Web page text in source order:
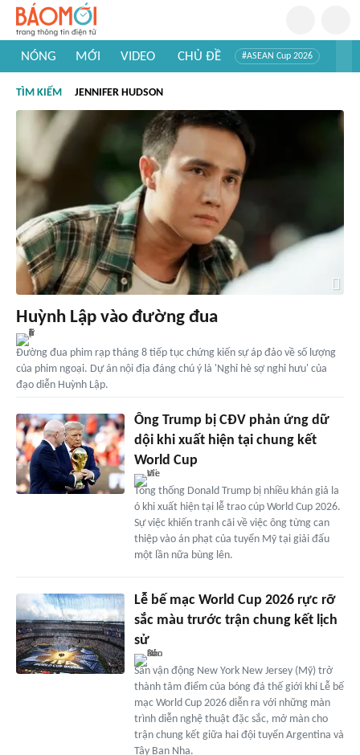
NÓNG MỚI VIDEO CHỦ ĐỀ #ASEAN Cup 2026
#Khám phá thế giới
TÌM KIẾM JENNIFER HUDSON
Huỳnh Lập vào đường đua
Đường đua phim rạp tháng 8 tiếp tục chứng kiến sự áp đảo về số lượng
của phim ngoại. Dự án nội địa đáng chú ý là 'Nghỉ hè sợ nghỉ hưu' của
đạo diễn Huỳnh Lập.
Ông Trump bị CĐV phản ứng dữ
dội khi xuất hiện tại chung kết
World Cup
Tổng thống Donald Trump bị nhiều khán giả la
ó khi xuất hiện tại lễ trao cúp World Cup 2026.
Sự việc khiến tranh cãi về việc ông từng can
thiệp vào án phạt của tuyển Mỹ tại giải đấu
một lần nữa bùng lên.
Lễ bế mạc World Cup 2026 rực rỡ
sắc màu trước trận chung kết lịch
sử
Sân vận động New York New Jersey (Mỹ) trở
thành tâm điểm của bóng đá thế giới khi Lễ bế
mạc World Cup 2026 diễn ra với những màn
trình diễn nghệ thuật đặc sắc, mở màn cho
trận chung kết giữa hai đội tuyển Argentina và
Tây Ban Nha.